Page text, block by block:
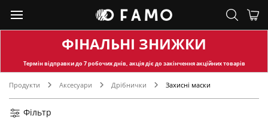
ФІНАЛЬНІ ЗНИЖКИ
Термін відправкидо 7 робочих днів, акція діє до закінчення акційних товарів
Продукти Аксесуари Дрібнички Захисні маски
Фільтр